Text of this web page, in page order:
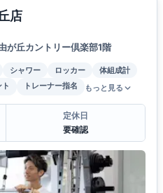
店
が丘カントリー倶楽部1階
シャワー ロッカー
体組成計
トレーナー指名 もっと見る
定休日
要確認